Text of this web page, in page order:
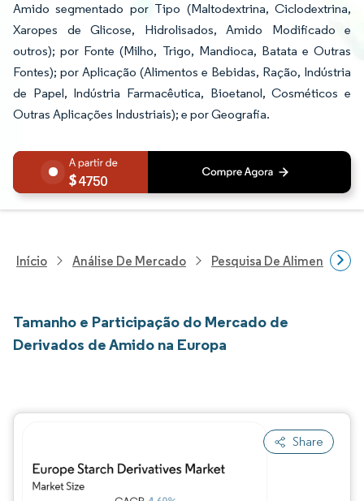
Amido segmentado por Tipo (Maltodextrina, Ciclodextrina,
Xaropes de Glicose, Hidrolisados, Amido Modificado e
outros); por Fonte (Milho, Trigo, Mandioca, Batata e Outras
Fontes); por Aplicação (Alimentos e Bebidas, Ração, Indústria
de Papel, Indústria Farmacêutica, Bioetanol, Cosméticos e
Outras Aplicações Industriais); e por Geografia.
4750
Início Análise De Mercado Pesquisa De Alimentos E
Tamanho e Participação do Mercado de
Derivados de Amido na Europa
Share